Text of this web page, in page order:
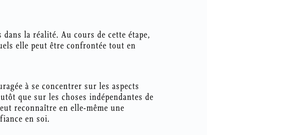
la réalité. Au cours de cette étape,
elle peut être confrontée tout en
à se concentrer sur les aspects
que sur les choses indépendantes de
reconnaître en elle-même une
en soi.